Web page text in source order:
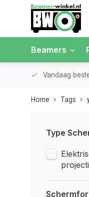
Beamers
Vandaag
Home Tags
Type